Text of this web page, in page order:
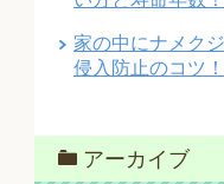
家の中にナメク
侵入防止のコツ！
アーカイブ